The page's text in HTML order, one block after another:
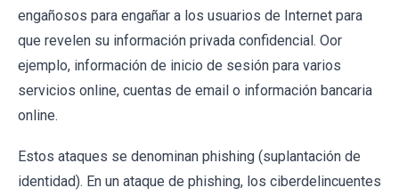
engañosos para engañar a los usuarios de Internet para
que revelen su información privada confidencial. Oor
ejemplo, información de inicio de sesión para varios
servicios online, cuentas de email o información bancaria
online.
Estos ataques se denominan phishing (suplantación de
identidad). En un ataque de phishing, los ciberdelincuentes